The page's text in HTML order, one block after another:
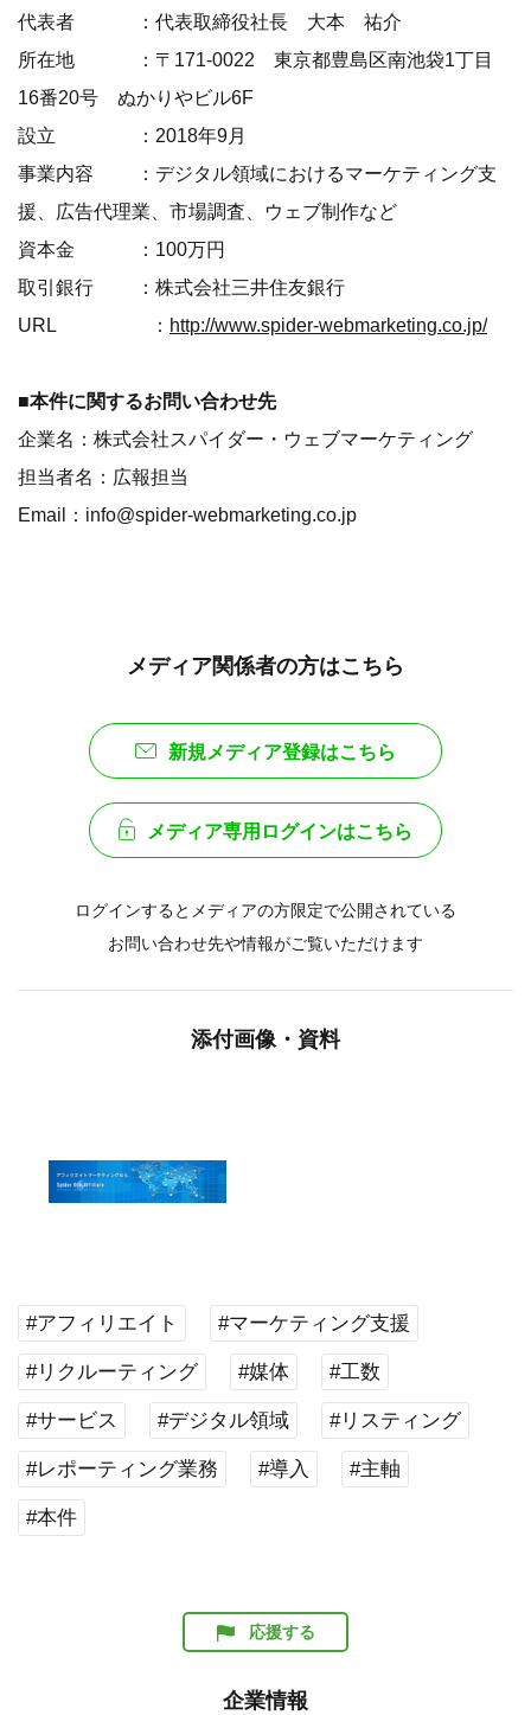
代表者 ：代表取締役社長 大本 祐介
所在地 ：〒171-0022 東京都豊島区南池袋1丁目
16番20号 ぬかりやビル6F
設立 ：2018年9月
事業内容 ：デジタル領域におけるマーケティング支
援、広告代理業、市場調査、ウェブ制作など
資本金 ：100万円
取引銀行 ：株式会社三井住友銀行
URL ： http://www.spider-webmarketing.co.jp/
■本件に関するお問い合わせ先
企業名：株式会社スパイダー・ウェブマーケティング
担当者名：広報担当
Email：info@spider-webmarketing.co.jp
メディア関係者の方はこちら
新規メディア登録はこちら
メディア専用ログインはこちら
ログインするとメディアの方限定で公開されている
お問い合わせ先や情報がご覧いただけます
添付画像・資料
#アフィリエイト #マーケティング支援
#リクルーティング #媒体 #工数
#サービス #デジタル領域 #リスティング
#レポーティング業務 #導入 #主軸
#本件
応援する
企業情報